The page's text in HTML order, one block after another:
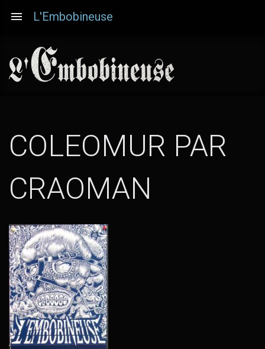
principal
L'Embobineuse
COLEOMUR PAR
CRAOMAN